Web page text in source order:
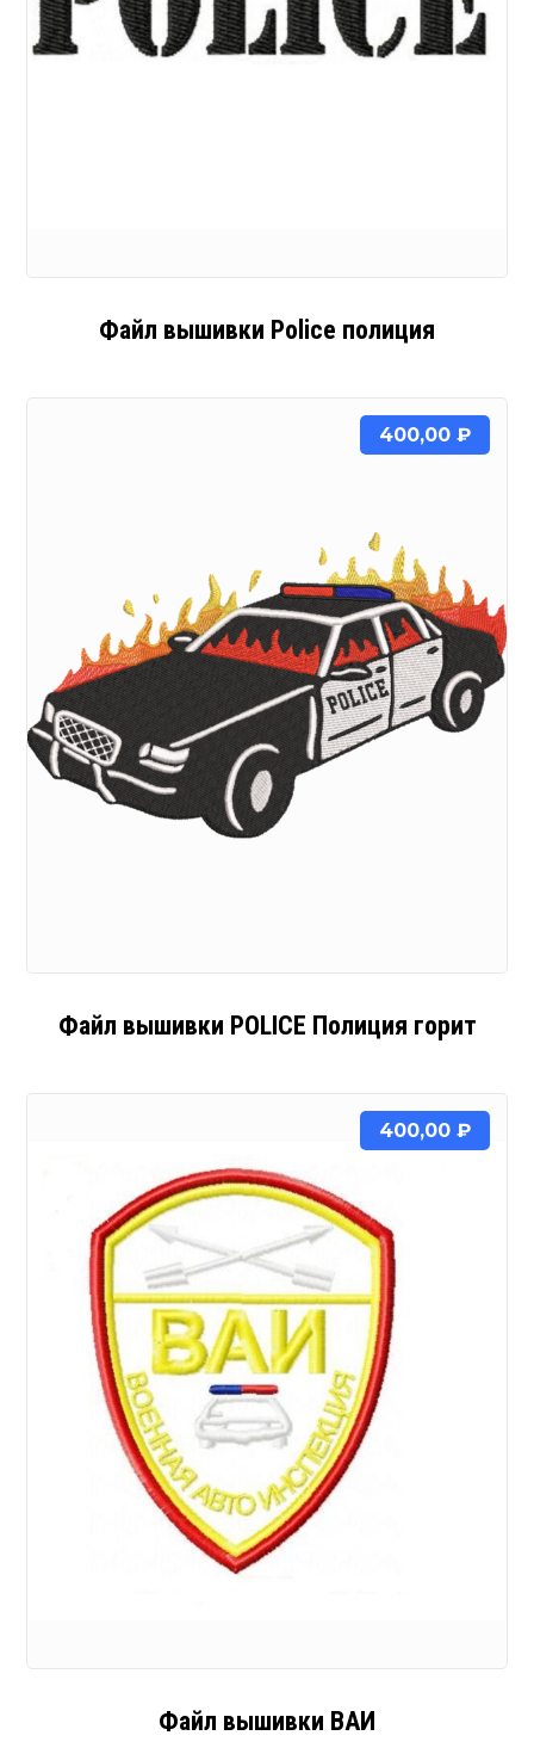
Файл вышивки Police полиция
Файл вышивки POLICE Полиция горит
400,00 ₽
Файл вышивки ВАИ
400,00 ₽